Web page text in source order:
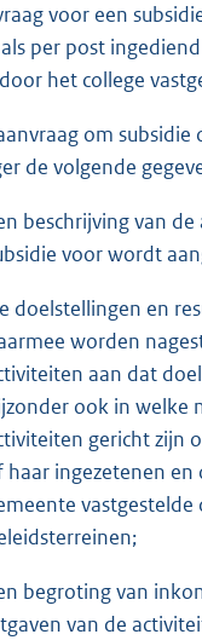
voor een
per post
het college
om subsidie
de volgende
beschrijving van
voor wordt
doelstellingen en
worden
aan dat
ook in welke
gericht zijn
haar ingezetenen en
begroting van
van de